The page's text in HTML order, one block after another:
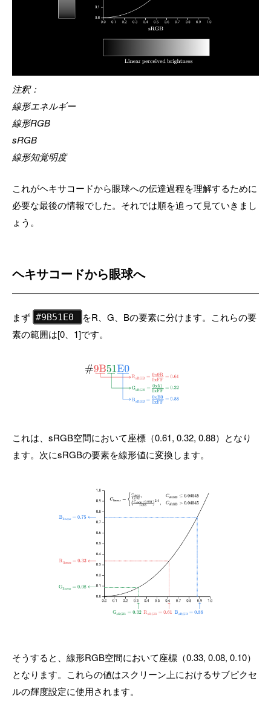
注釈：
線形エネルギー
線形RGB
sRGB
線形知覚明度
これがヘキサコードから眼球への伝達過程を理解するために
必要な最後の情報でした。それでは順を追って見ていきまし
ょう。
ヘキサコードから眼球へ
まず #9B51E0
をR、G、Bの要素に分けます。これらの要
素の範囲は[0、1]です。
これは、sRGB空間において座標（0.61, 0.32, 0.88）となり
ます。次にsRGBの要素を線形値に変換します。
そうすると、線形RGB空間において座標（0.33, 0.08, 0.10）
となります。これらの値はスクリーン上におけるサブピクセ
ルの輝度設定に使用されます。